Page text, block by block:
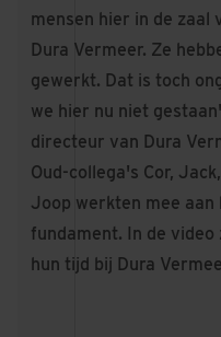
mensen hier in de zaal
Dura Vermeer. Ze
gewerkt. Dat is toch
we hier nu niet
directeur van Dura
Oud-collega's Cor,
Joop werkten mee aan
fundament. In de
hun tijd bij Dura